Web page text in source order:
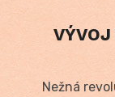
VÝVOJ
Nežná